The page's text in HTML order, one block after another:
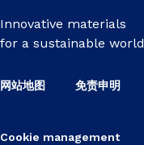
Innovative materials
for a sustainable world
网站地图 免责申明
Cookie management